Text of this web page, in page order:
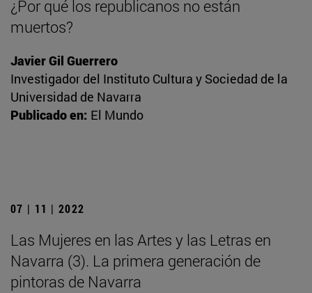
¿Por qué los republicanos no están
muertos?
Javier Gil Guerrero
Investigador del Instituto Cultura y Sociedad de la
Universidad de Navarra
Publicado en: El Mundo
07 | 11 | 2022
Las Mujeres en las Artes y las Letras en
Navarra (3). La primera generación de
pintoras de Navarra